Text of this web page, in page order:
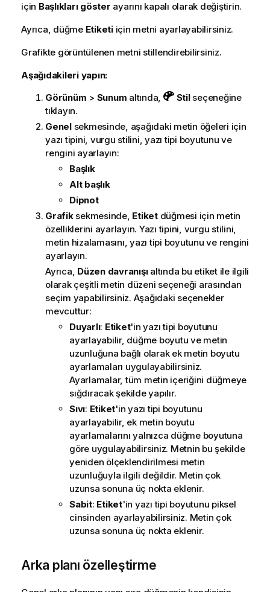
için Başlıkları göster ayarını kapalı olarak değiştirin.
Ayrıca, düğme Etiketiiçin metni ayarlayabilirsiniz.
Grafikte görüntülenen metni stillendirebilirsiniz.
Aşağıdakileri yapın:
Görünüm > Sunum altında, Stilseçeneğine
tıklayın.
Genelsekmesinde, aşağıdaki metin öğeleri için
yazı tipini, vurgu stilini, yazı tipi boyutunu ve
rengini ayarlayın:
Başlık
Alt başlık
Dipnot
Grafiksekmesinde, Etiketdüğmesi için metin
özelliklerini ayarlayın. Yazı tipini, vurgu stilini,
metin hizalamasını, yazı tipi boyutunu ve rengini
ayarlayın.
Ayrıca, Düzen davranışıaltında bu etiket ile ilgili
olarak çeşitli metin düzeni seçeneği arasından
seçim yapabilirsiniz. Aşağıdaki seçenekler
mevcuttur:
Duyarlı: Etiket'in yazı tipi boyutunu
ayarlayabilir, düğme boyutu ve metin
uzunluğuna bağlı olarak ek metin boyutu
ayarlamaları uygulayabilirsiniz.
Ayarlamalar, tüm metin içeriğini düğmeye
sığdıracak şekilde yapılır.
Sıvı: Etiket'in yazı tipi boyutunu
ayarlayabilir, ek metin boyutu
ayarlamalarını yalnızca düğme boyutuna
göre uygulayabilirsiniz. Metnin bu şekilde
yeniden ölçeklendirilmesi metin
uzunluğuyla ilgili değildir. Metin çok
uzunsa sonuna üç nokta eklenir.
Sabit: Etiket'in yazı tipi boyutunu piksel
cinsinden ayarlayabilirsiniz. Metin çok
uzunsa sonuna üç nokta eklenir.
Arka planı özelleştirme